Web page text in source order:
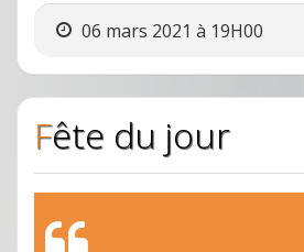
06 mars 2021 à 19H00
Fête du jour